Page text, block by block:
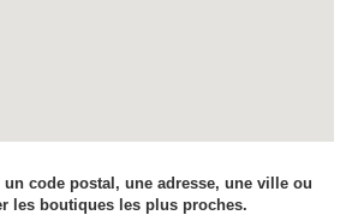
code postal, une adresse, une ville ou
les boutiques les plus proches.